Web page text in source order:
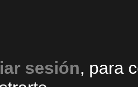
sesión, para